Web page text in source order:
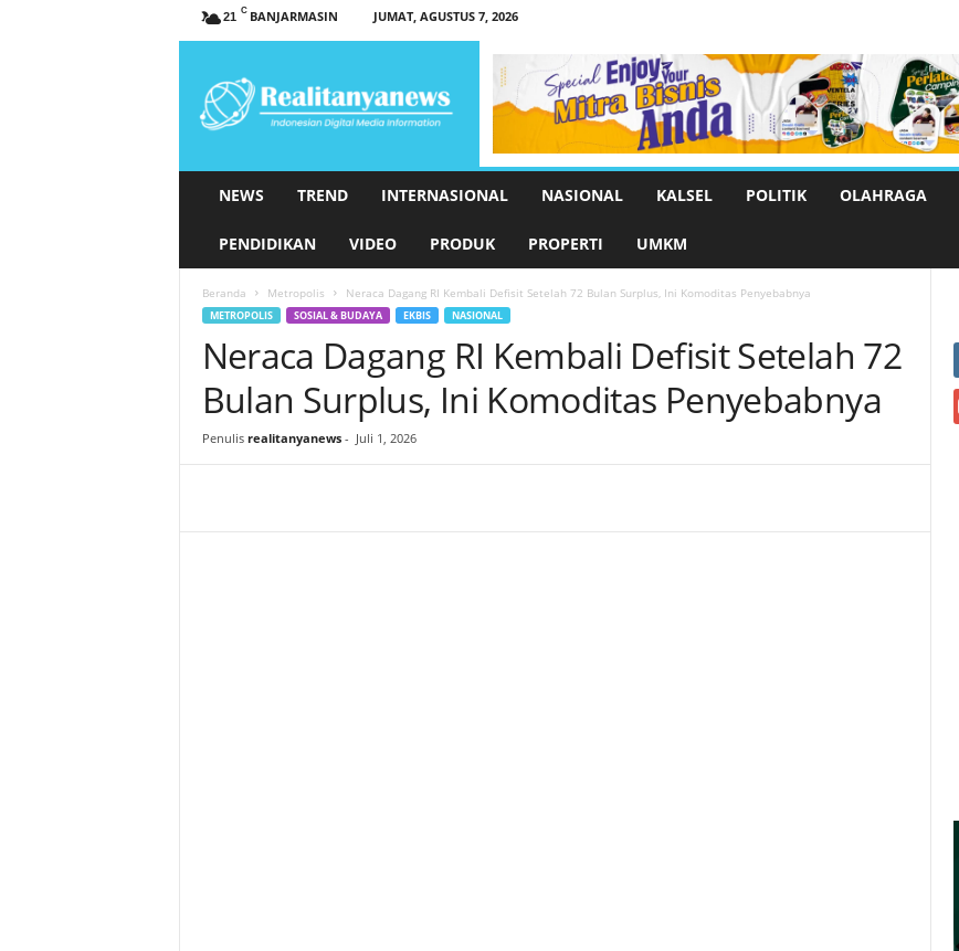
21 C BANJARMASIN JUMAT, AGUSTUS 7, 2026
t
NEWS TREND INTERNASIONAL NASIONAL KALSEL POLITIK OLAHRAGA
PENDIDIKAN VIDEO PRODUK PROPERTI UMKM
Beranda Metropolis Neraca Dagang RI Kembali Defisit Setelah 72 Bulan Surplus, Ini Komoditas Penyebabnya
METROPOLIS SOSIAL & BUDAYA EKBIS NASIONAL
Neraca Dagang RI Kembali Defisit Setelah 72
Bulan Surplus, Ini Komoditas Penyebabnya
Penulis realitanyanews- Juli 1, 2026